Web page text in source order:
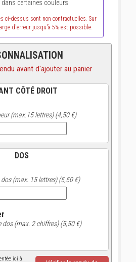
certaines couleurs
ci-dessus sont non contractuelles. Sur
d'erreur jusqu'à 5% est possible.
avant d'ajouter au panier
CÔTÉ DROIT
(max.15 lettres) (4,50 €)
DOS
(max. 15 lettres) (5,50 €)
dos (max. 2 chiffres) (5,50 €)
ici à